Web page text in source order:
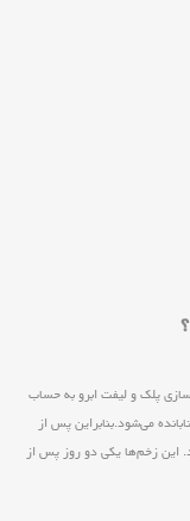
پلک و لیفت ابرو به حساب
می‌شود.بنابراین پس از
این زخم‌ها یکی دو روز پس از